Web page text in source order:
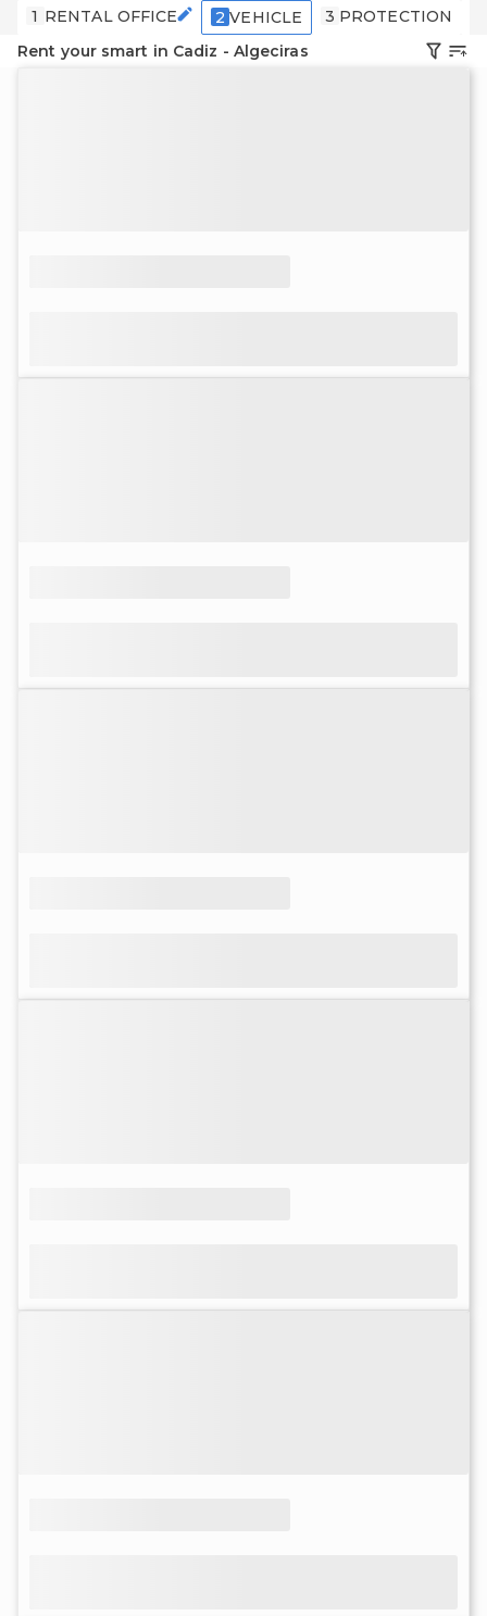
1 RENTAL OFFICE 2 VEHICLE 3 PROTECTION
Rent your smart in Cadiz - Algeciras